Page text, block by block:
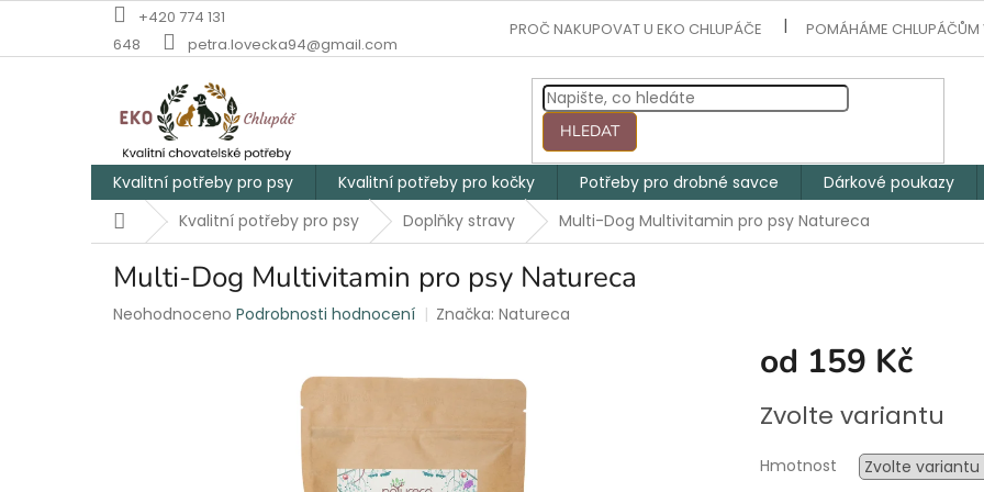
obsah
+420 774 131
648
petra.lovecka94@gmail.com
PROČ NAKUPOVAT U EKO CHLUPÁČE POMÁHÁME CHLUPÁČŮM
HLEDAT
Kvalitní potřeby pro psy Kvalitní potřeby pro kočky Potřeby pro drobné savce Dárkové poukazy
DomůKvalitní potřeby pro psy Doplňky stravy Multi-Dog Multivitamin pro psy Natureca
Multi-Dog Multivitamin pro psy Natureca
Průměrné
Neohodnoceno Podrobnosti hodnocení Značka:Natureca
od 159 Kč
cena:
Zvolte variantu
Hmotnost